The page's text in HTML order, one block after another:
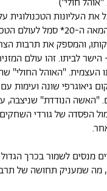
חולי")
את העליונות
כסמל למקדש של המאה ה-20*
והמספק את תרבות
לביתו. זהו עולם
העצמית. "האוהל החולי"
גיאוגרפי שונה ועימות
"האשה הנודדת" שניצבה,
הפסדה של גורדי
מנסים לשמור בכרך
מה שמעניק תחושה של